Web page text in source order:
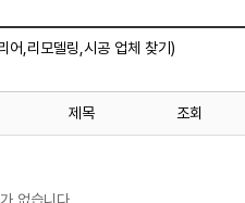
어,리모델링,시공 업체 찾기)
제목 조회